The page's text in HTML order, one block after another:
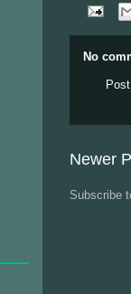
No
Newer
Subscribe